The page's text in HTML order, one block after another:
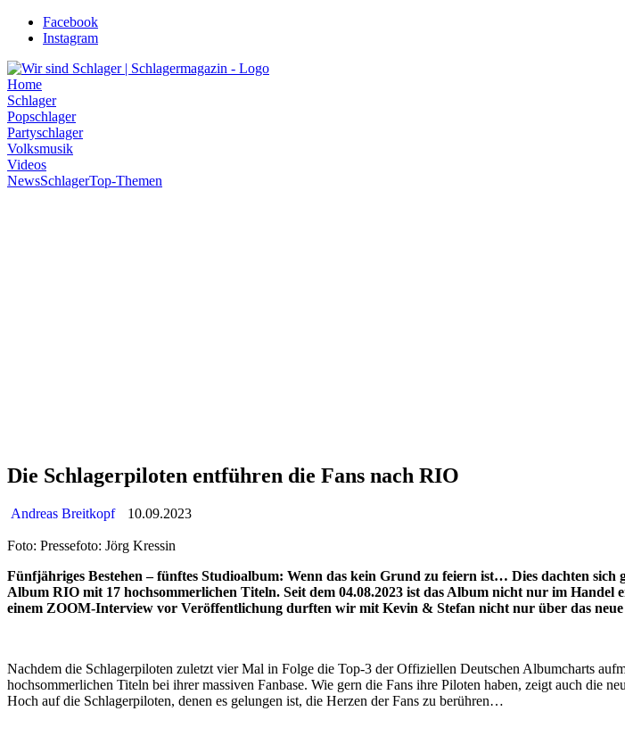
Zum
Inhalt
Facebook
Instagram
Home
Schlager
Popschlager
Partyschlager
Volksmusik
Videos
NewsSchlagerTop-Themen
Die Schlagerpiloten entführen die Fans nach RIO
Andreas Breitkopf 10.09.2023
Foto: Pressefoto: Jörg Kressin
Fünfjähriges Bestehen – fünftes Studioalbum: Wenn das kein Grund zu feiern ist… Dies dachten
Album RIO mit 17 hochsommerlichen Titeln. Seit dem 04.08.2023 ist das Album nicht nur im
einem ZOOM-Interview vor Veröffentlichung durften wir mit Kevin & Stefan nicht nur über das
Nachdem die Schlagerpiloten zuletzt vier Mal in Folge die Top-3 der Offiziellen Deutschen Albumcharts
hochsommerlichen Titeln bei ihrer massiven Fanbase. Wie gern die Fans ihre Piloten haben, zeigt auch die
Hoch auf die Schlagerpiloten, denen es gelungen ist, die Herzen der Fans zu berühren…